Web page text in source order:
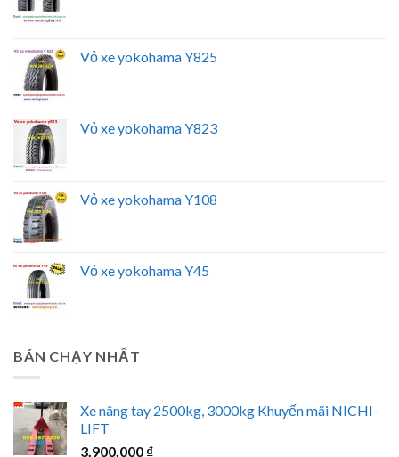
Vỏ xe yokohama Y825
Vỏ xe yokohama Y823
Vỏ xe yokohama Y108
Vỏ xe yokohama Y45
BÁN CHẠY NHẤT
Xe nâng tay 2500kg, 3000kg Khuyến mãi NICHI-
LIFT
3.900.000 ₫